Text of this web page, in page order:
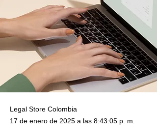
Legal Store Colombia
17 de enero de 2025 a las 8:43:05 p. m.